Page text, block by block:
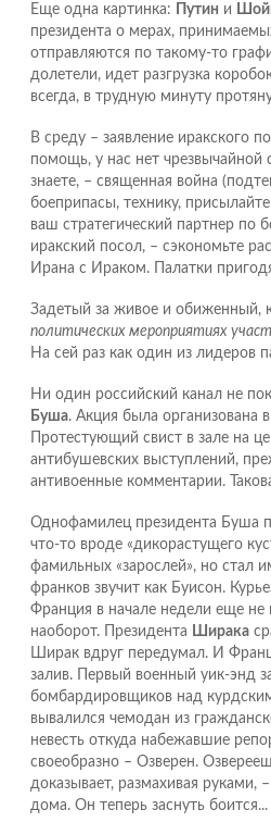
Еще одна картинка: Путин и
президента о мерах,
отправляются по такому-то
долетели, идет разгрузка
всегда, в трудную минуту
В среду – заявление иракского
помощь, у нас нет чрезвычайной
знаете, – священная война
боеприпасы, технику,
ваш стратегический партнер по
иракский посол, – сэкономьте
Ирана с Ираком. Палатки
Задетый за живое и обиженный,
политических мероприятиях
На сей раз как один из лидеров
Ни один российский канал не
Буша. Акция была организована
Протестующий свист в зале на
антибушевских выступлений,
антивоенные комментарии.
Однофамилец президента Буша
что-то вроде «дикорастущего
фамильных «зарослей», но стал
франков звучит как Буисон.
Франция в начале недели еще
наоборот. Президента Ширака
Ширак вдруг передумал. И
залив. Первый военный уик-энд
бомбардировщиков над
вывалился чемодан из
невесть откуда набежавшие
своеобразно – Озверен.
доказывает, размахивая руками,
дома. Он теперь заснуть боится...